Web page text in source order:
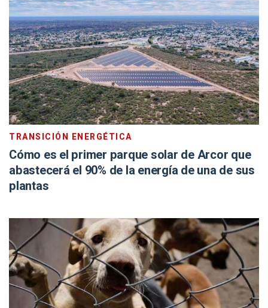
TRANSICIÓN ENERGÉTICA
Cómo es el primer parque solar de Arcor que
abastecerá el 90% de la energía de una de sus
plantas